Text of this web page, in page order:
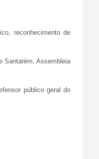
reconhecimento de
Santarém, Assembleia
público geral do